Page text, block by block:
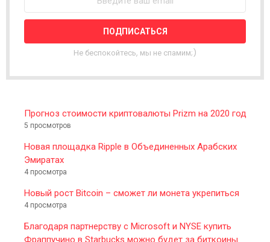
L
T
R
Не беспокойтесь, мы не спамим;)
Прогноз стоимости криптовалюты Prizm на 2020 год
5 просмотров
Новая площадка Ripple в Объединенных Арабских
Эмиратах
4 просмотра
Новый рост Bitcoin – сможет ли монета укрепиться
4 просмотра
Благодаря партнерству с Microsoft и NYSE купить
Фраппучино в Starbucks можно будет за биткоины